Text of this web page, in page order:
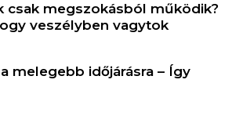
csak megszokásból működik?
veszélyben vagytok
melegebb időjárásra – Így